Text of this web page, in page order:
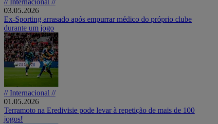
// Internacional //
03.05.2026
Ex-Sporting arrasado após empurrar médico do próprio clube
durante um jogo
// Internacional //
01.05.2026
Terramoto na Eredivisie pode levar à repetição de mais de 100
jogos!